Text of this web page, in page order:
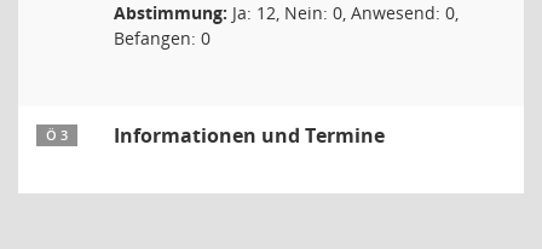
Abstimmung: Ja: 12, Nein: 0, Anwesend: 0,
Befangen: 0
Ö 3 Informationen und Termine